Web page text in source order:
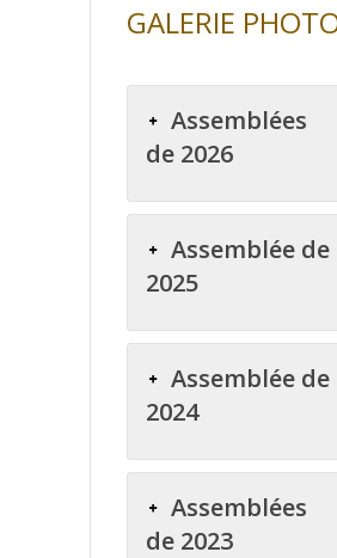
GALERIE
Assemblées
de 2026
Assemblée de
2025
Assemblée de
2024
Assemblées
de 2023